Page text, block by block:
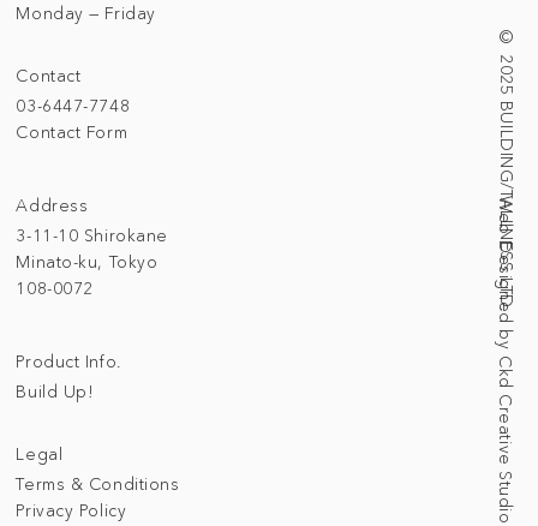
Address
3-11-10 Shirokane
Minato-ku, Tokyo
108-0072
© 2025 BUILDING/TALLNESS LTD.
Web Designed by Ckd Creative Studio
Contact
03-6447-7748
Contact Form
Monday — Friday
Legal
Terms & Conditions
Privacy Policy
Product Info.
Build Up!